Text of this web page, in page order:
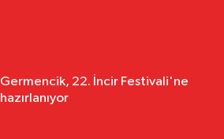
Germencik, 22. İncir Festivali'ne
hazırlanıyor